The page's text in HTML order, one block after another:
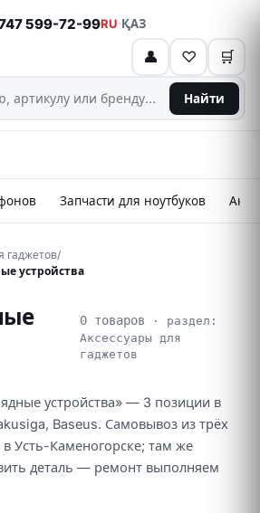
Найти
599-72-99RU·ҚАЗ
👤 ♡ 🛒
Запчасти для ноутбуков
гаджетов/
устройства
0 товаров · раздел:
Аксессуары для
гаджетов
устройства» — 3 позиции в
Baseus. Самовывоз из трёх
Усть-Каменогорске; там же
деталь — ремонт выполняем